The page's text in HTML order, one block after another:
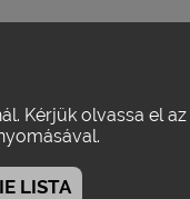
Kérjük olvassa el az
LISTA